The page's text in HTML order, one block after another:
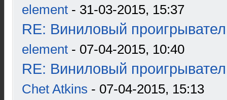
element - 31-03-2015, 15:37
RE: Виниловый
element - 07-04-2015, 10:40
RE: Виниловый
Chet Atkins - 07-04-2015, 15:13